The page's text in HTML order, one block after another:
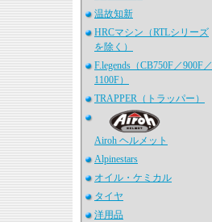
温故知新
HRCマシン（RTLシリーズ
を除く）
F.legends（CB750F／900F／
1100F）
TRAPPER（トラッパー）
Airoh ヘルメット
Alpinestars
オイル・ケミカル
タイヤ
洋用品